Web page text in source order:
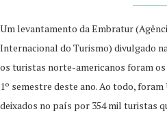
Um levantamento da Embratur
Internacional do Turismo) divulgado
os turistas norte-americanos foram
1º semestre deste ano. Ao todo,
deixados no país por 354 mil turistas